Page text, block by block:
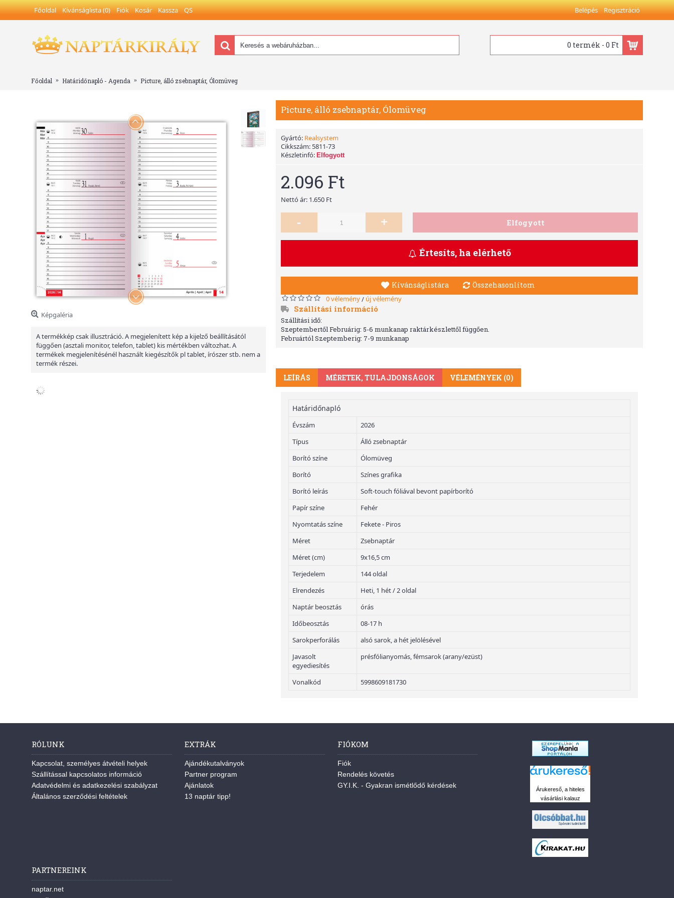
Főoldal Kívánságlista (0) Fiók Kosár Kassza QS Belépés Regisztráció
0 termék - 0 Ft
Főoldal Határidőnapló - Agenda Picture, álló zsebnaptár, Ólomüveg
Képgaléria
A termékkép csak illusztráció. A megjelenített kép a kijelző beállításától
függően (asztali monitor, telefon, tablet) kis mértékben változhat. A
termékek megjelenítésénél használt kiegészítők pl tablet, írószer stb. nem a
termék részei.
Picture, álló zsebnaptár, Ólomüveg
Gyártó: Realsystem
Cikkszám: 5811-73
Készletinfó: Elfogyott
2.096 Ft
Nettó ár: 1.650 Ft
- + Elfogyott
Értesíts, ha elérhető
Kívánságlistára Összehasonlítom
0 vélemény/ új vélemény
Szállítási információ
Szállítási idő:
Szeptembertől Februárig: 5-6 munkanap raktárkészlettől függően.
Februártól Szeptemberig: 7-9 munkanap
LEÍRÁS MÉRETEK, TULAJDONSÁGOK VÉLEMÉNYEK (0)
Határidőnapló
Évszám
2026
Típus
Álló zsebnaptár
Borító színe
Ólomüveg
Borító
Színes grafika
Borító leírás
Soft-touch fóliával bevont papírborító
Papír színe
Fehér
Nyomtatás színe
Fekete - Piros
Méret
Zsebnaptár
Méret (cm)
9x16,5 cm
Terjedelem
144 oldal
Elrendezés
Heti, 1 hét / 2 oldal
Naptár beosztás
órás
Időbeosztás
08-17 h
Sarokperforálás
alsó sarok, a hét jelölésével
Javasolt
egyediesítés
présfólianyomás, fémsarok (arany/ezüst)
Vonalkód 5998609181730
RÓLUNK
Kapcsolat, személyes átvételi helyek
Szállítással kapcsolatos információ
Adatvédelmi és adatkezelési szabályzat
Általános szerződési feltételek
EXTRÁK
Ajándékutalványok
Partner program
Ajánlatok
13 naptár tipp!
FIÓKOM
Fiók
Rendelés követés
GY.I.K. - Gyakran ismétlődő kérdések
Árukereső, a hiteles
vásárlási kalauz
PARTNEREINK
naptar.net